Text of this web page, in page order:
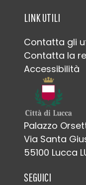
LINK UTILI
Contatta gli
Contatta la
Accessibilità
Palazzo
Via Santa
55100 Lucca
SEGUICI